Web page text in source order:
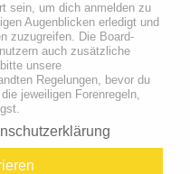
sein, um dich anmelden zu
Augenblicken erledigt und
zuzugreifen. Die Board-
auch zusätzliche
unsere
Regelungen, bevor du
jeweiligen Forenregeln,